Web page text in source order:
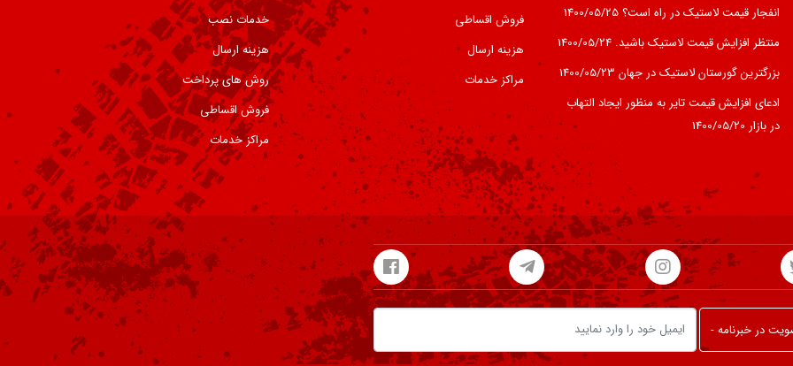
انفجار قیمت لاستیک در راه است؟1400/05/25
منتظر افزایش قیمت لاستیک باشید. 1400/05/24
بزرگترین گورستان لاستیک در جهان 1400/05/23
ادعای افزایش قیمت تایر به منظور ایجاد التهاب
در بازار 1400/05/20
فروش اقساطی
هزینه ارسال
مراکز خدمات
خدمات نصب
هزینه ارسال
روش های پرداخت
فروش اقساطی
مراکز خدمات
در خبرنامه -